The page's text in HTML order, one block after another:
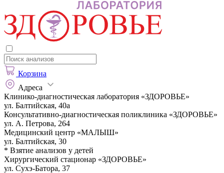
Корзина
Адреса
Клинико-диагностическая лаборатория «ЗДОРОВЬЕ»
ул. Балтийская, 40а
Консультативно-диагностическая поликлиника «ЗДОРОВЬЕ»
ул. А. Петрова, 264
Медицинский центр «МАЛЫШ»
ул. Балтийская, 30
* Взятие анализов у детей
Хирургический стационар «ЗДОРОВЬЕ»
ул. Сухэ-Батора, 37